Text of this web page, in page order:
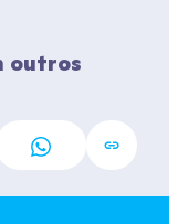
outros